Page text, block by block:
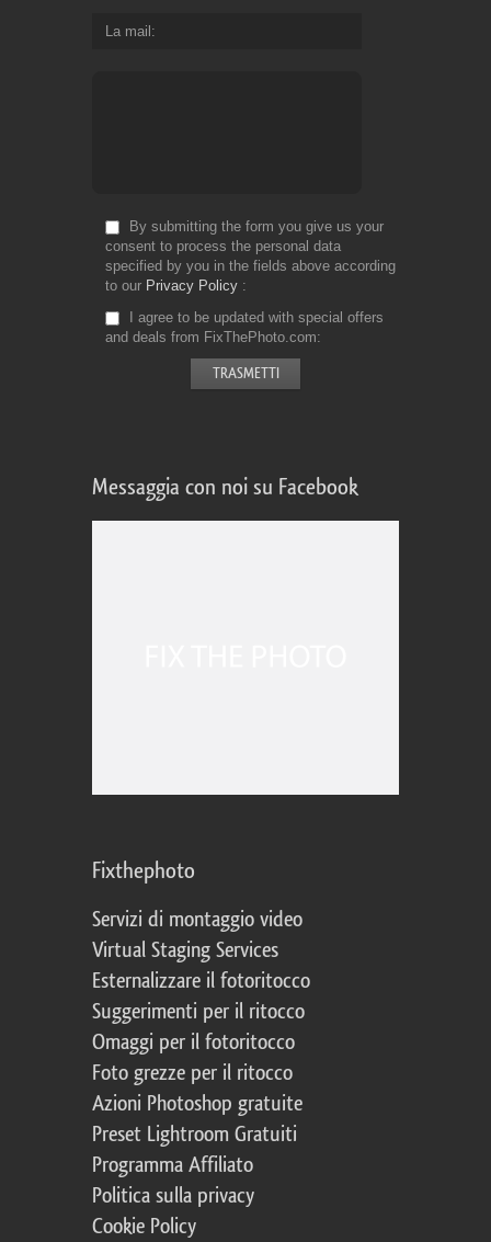
La mail
By submitting the form you give us your
consent to process the personal data
specified by you in the fields above according
to our Privacy Policy
I agree to be updated with special offers
and deals from FixThePhoto.com
Messaggia con noi su Facebook
Fixthephoto
Servizi di montaggio video
Virtual Staging Services
Esternalizzare il fotoritocco
Suggerimenti per il ritocco
Omaggi per il fotoritocco
Foto grezze per il ritocco
Azioni Photoshop gratuite
Preset Lightroom Gratuiti
Programma Affiliato
Politica sulla privacy
Cookie Policy